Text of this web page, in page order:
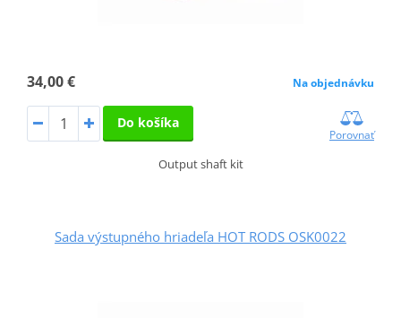
34,00 € Na objednávku
Do košíka
Porovnať
Output shaft kit
Sada výstupného hriadeľa HOT RODS OSK0022